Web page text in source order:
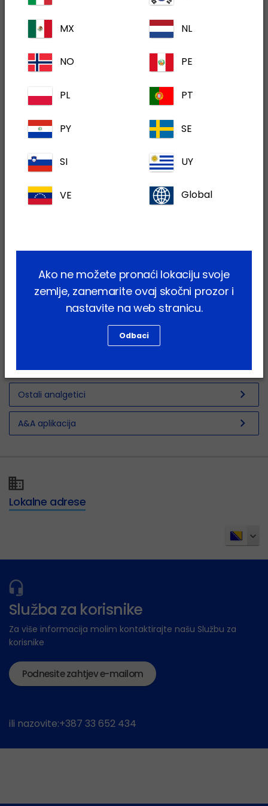
5 mg/ml otopina za injekciju za mačke i pse
Sedacija
Ostali anestetici
Ostali analgetici chevron_right
A&A aplikacija chevron_right
Lokalne adrese
Služba za korisnike
Za više informacija molim kontaktirajte našu Službu za
korisnike
Podnesite zahtjev e-mailom
ili nazovite:+387 33 652 434
MX NL
NO PE
PL PT
PY SE
SI UY
VE Global
Ako ne možete pronaći lokaciju svoje
zemlje, zanemarite ovaj skočni prozor i
nastavite na web stranicu.
Odbaci